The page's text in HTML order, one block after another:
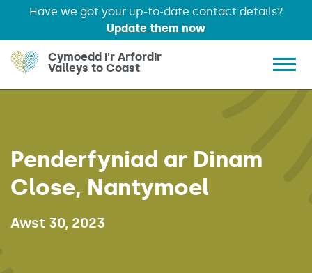
Have we got your up-to-date contact details?
Update them now
Skip to main content
Cymoedd i'r Arfordir
Valleys to Coast
Penderfyniad ar Dinam
Close, Nantymoel
Awst 30, 2023